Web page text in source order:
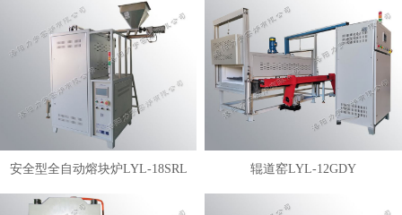
安全型全自动熔块炉LYL-18SRL 辊道窑LYL-12GDY